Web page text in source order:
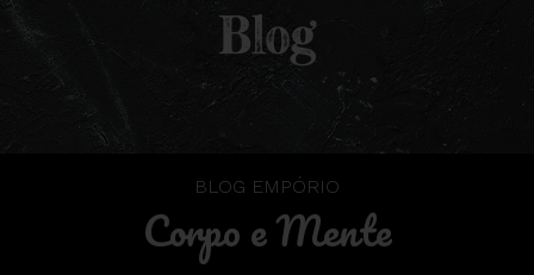
Blog
BLOG EMPÓRIO
Corpo e Mente